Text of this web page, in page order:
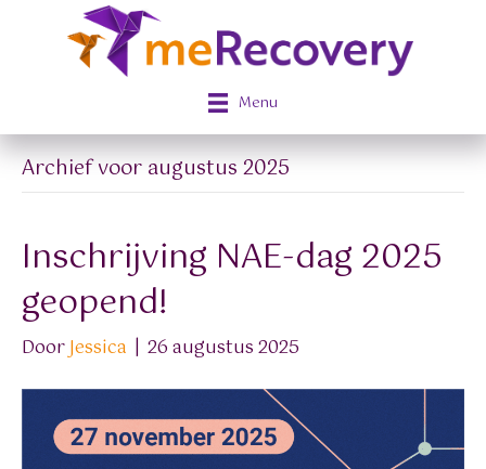
Menu
Archief voor augustus 2025
Inschrijving NAE-dag 2025
geopend!
DoorJessica | 26 augustus 2025